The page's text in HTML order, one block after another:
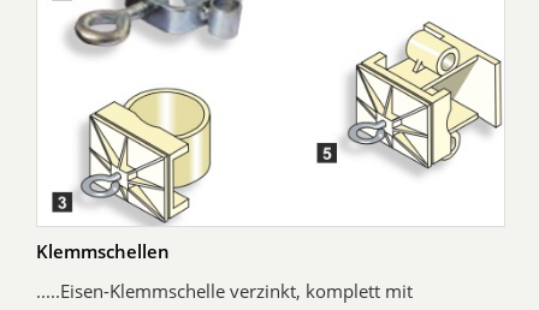
Klemmschellen
.....Eisen-Klemmschelle verzinkt, komplett mit